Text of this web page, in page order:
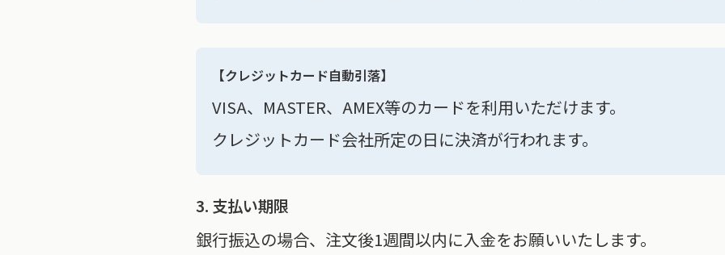
【クレジットカード自動引落】
VISA、MASTER、AMEX等のカードを利用いただけます。
クレジットカード会社所定の日に決済が行われます。
3. 支払い期限
銀行振込の場合、注文後1週間以内に入金をお願いいたします。